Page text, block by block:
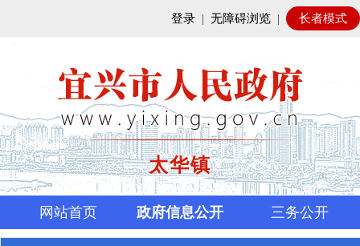
登录 | 无障碍浏览 | 长者模式
太华镇
网站首页 政府信息公开 三务公开